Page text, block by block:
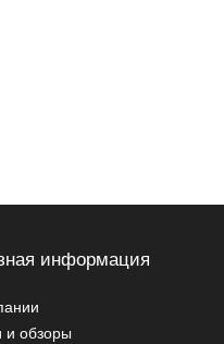
информация
и обзоры